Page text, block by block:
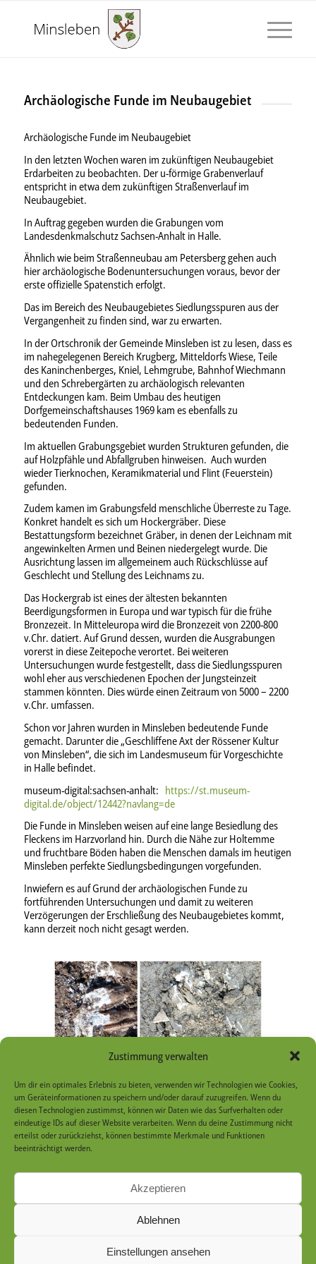
Zustimmung verwalten
Um dir ein optimales Erlebnis zu bieten, verwenden wir Technologien wie Cookies,
um Geräteinformationen zu speichern und/oder darauf zuzugreifen. Wenn du
diesen Technologien zustimmst, können wir Daten wie das Surfverhalten oder
eindeutige IDs auf dieser Website verarbeiten. Wenn du deine Zustimmung nicht
erteilst oder zurückziehst, können bestimmte Merkmale und Funktionen
beeinträchtigt werden.
Akzeptieren
Ablehnen
Einstellungen ansehen
Archäologische Funde im Neubaugebiet
Archäologische Funde im Neubaugebiet
In den letzten Wochen waren im zukünftigen Neubaugebiet
Erdarbeiten zu beobachten. Der u-förmige Grabenverlauf
entspricht in etwa dem zukünftigen Straßenverlauf im
Neubaugebiet.
In Auftrag gegeben wurden die Grabungen vom
Landesdenkmalschutz Sachsen-Anhalt in Halle.
Ähnlich wie beim Straßenneubau am Petersberg gehen auch
hier archäologische Bodenuntersuchungen voraus, bevor der
erste offizielle Spatenstich erfolgt.
Das im Bereich des Neubaugebietes Siedlungsspuren aus der
Vergangenheit zu finden sind, war zu erwarten.
In der Ortschronik der Gemeinde Minsleben ist zu lesen, dass es
im nahegelegenen Bereich Krugberg, Mitteldorfs Wiese, Teile
des Kaninchenberges, Kniel, Lehmgrube, Bahnhof Wiechmann
und den Schrebergärten zu archäologisch relevanten
Entdeckungen kam. Beim Umbau des heutigen
Dorfgemeinschaftshauses 1969 kam es ebenfalls zu
bedeutenden Funden.
Im aktuellen Grabungsgebiet wurden Strukturen gefunden, die
auf Holzpfähle und Abfallgruben hinweisen. Auch wurden
wieder Tierknochen, Keramikmaterial und Flint (Feuerstein)
gefunden.
Zudem kamen im Grabungsfeld menschliche Überreste zu Tage.
Konkret handelt es sich um Hockergräber. Diese
Bestattungsform bezeichnet Gräber, in denen der Leichnam mit
angewinkelten Armen und Beinen niedergelegt wurde. Die
Ausrichtung lassen im allgemeinem auch Rückschlüsse auf
Geschlecht und Stellung des Leichnams zu.
Das Hockergrab ist eines der ältesten bekannten
Beerdigungsformen in Europa und war typisch für die frühe
Bronzezeit. In Mitteleuropa wird die Bronzezeit von 2200-800
v.Chr. datiert. Auf Grund dessen, wurden die Ausgrabungen
vorerst in diese Zeitepoche verortet. Bei weiteren
Untersuchungen wurde festgestellt, dass die Siedlungsspuren
wohl eher aus verschiedenen Epochen der Jungsteinzeit
stammen könnten. Dies würde einen Zeitraum von 5000 – 2200
v.Chr. umfassen.
Schon vor Jahren wurden in Minsleben bedeutende Funde
gemacht. Darunter die „Geschliffene Axt der Rössener Kultur
von Minsleben“, die sich im Landesmuseum für Vorgeschichte
in Halle befindet.
museum-digital:sachsen-anhalt: https://st.museum-
digital.de/object/12442?navlang=de
Die Funde in Minsleben weisen auf eine lange Besiedlung des
Fleckens im Harzvorland hin. Durch die Nähe zur Holtemme
und fruchtbare Böden haben die Menschen damals im heutigen
Minsleben perfekte Siedlungsbedingungen vorgefunden.
Inwiefern es auf Grund der archäologischen Funde zu
fortführenden Untersuchungen und damit zu weiteren
Verzögerungen der Erschließung des Neubaugebietes kommt,
kann derzeit noch nicht gesagt werden.
Toralf Uhr-Gruss